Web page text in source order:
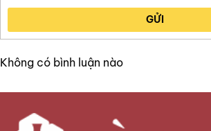
GỬI
Không có bình luận nào